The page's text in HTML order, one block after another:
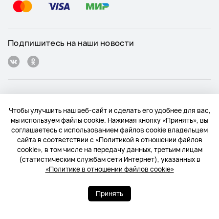
Чтобы улучшить наш веб-сайт и сделать его удобнее для вас,
мы используем файлы cookie. Нажимая кнопку «Принять», вы
соглашаетесь с использованием файлов cookie владельцем
сайта в соответствии с «Политикой в отношении файлов
cookie», в том числе на передачу данных, третьим лицам
(статистическим службам сети Интернет), указанных в
«Политике в отношении файлов cookie»
Принять
Подпишитесь на наши новости
Карта веб-сайта
Условия использования веб-сайта
Политика конфиденциальности
Russia - Pусский